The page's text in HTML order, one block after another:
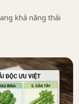
khả năng thải